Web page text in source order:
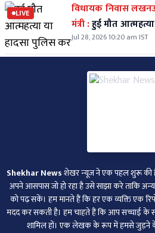
LIVE
विधायक निवास
मंत्री :हुई मौत
Jul 28, 2026 10:20 am IST
Shekhar Newsशेखर न्‍यूज ने एक पहल शुरू की है
अपने आसपास जो हो रहा है उसे साझा करे ताकि
को पढ़ सकें। हम मानते हैं कि हर एक व्यक्ति एक
मदद कर सकती है। हम चाहते हैं कि आप सच्चाई के
शामिल हों। एक लेखक के रूप में हमसे जुड़ने